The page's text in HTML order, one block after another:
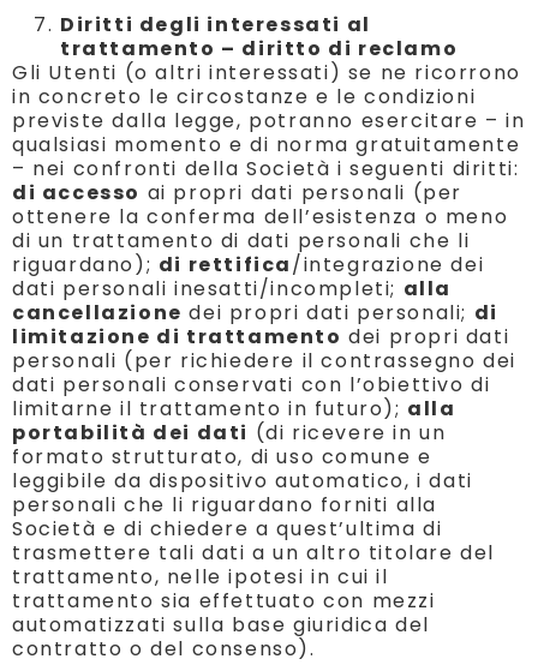
Diritti degli interessati al
trattamento – diritto di reclamo
Gli Utenti (o altri interessati) se ne ricorrono
in concreto le circostanze e le condizioni
previste dalla legge, potranno esercitare – in
qualsiasi momento e di norma gratuitamente
– nei confronti della Società i seguenti diritti:
di accesso ai propri dati personali (per
ottenere la conferma dell’esistenza o meno
di un trattamento di dati personali che li
riguardano); di rettifica/integrazione dei
dati personali inesatti/incompleti; alla
cancellazione dei propri dati personali; di
limitazione di trattamento dei propri dati
personali (per richiedere il contrassegno dei
dati personali conservati con l’obiettivo di
limitarne il trattamento in futuro); alla
portabilità dei dati (di ricevere in un
formato strutturato, di uso comune e
leggibile da dispositivo automatico, i dati
personali che li riguardano forniti alla
Società e di chiedere a quest’ultima di
trasmettere tali dati a un altro titolare del
trattamento, nelle ipotesi in cui il
trattamento sia effettuato con mezzi
automatizzati sulla base giuridica del
contratto o del consenso).